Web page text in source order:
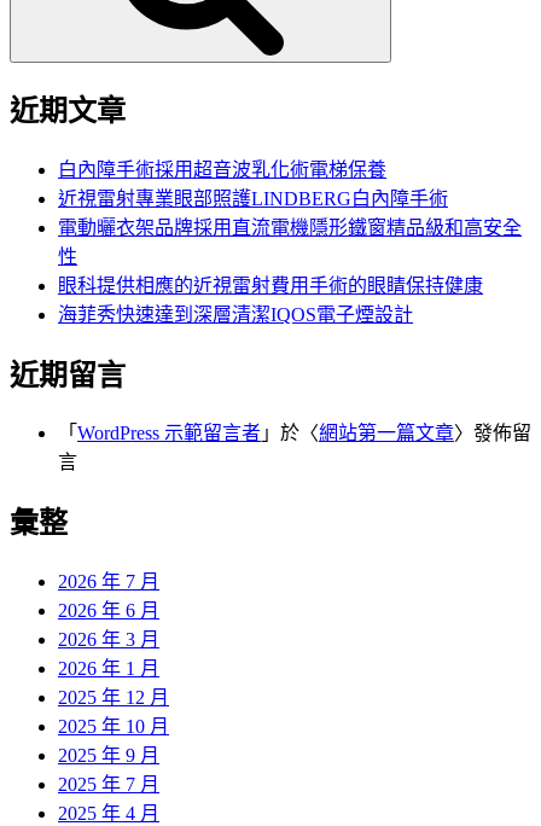
近期文章
白內障手術採用超音波乳化術電梯保養
近視雷射專業眼部照護LINDBERG白內障手術
電動曬衣架品牌採用直流電機隱形鐵窗精品級和高安全
性
眼科提供相應的近視雷射費用手術的眼睛保持健康
海菲秀快速達到深層清潔IQOS電子煙設計
近期留言
「 WordPress 示範留言者 」於〈網站第一篇文章〉發佈留
言
彙整
2026 年 7 月
2026 年 6 月
2026 年 3 月
2026 年 1 月
2025 年 12 月
2025 年 10 月
2025 年 9 月
2025 年 7 月
2025 年 4 月